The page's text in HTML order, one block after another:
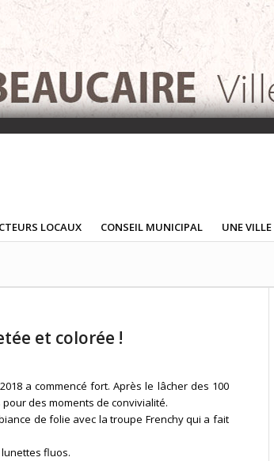
LOCAUX CONSEIL MUNICIPAL UNE
et colorée !
a commencé fort. Après le lâcher des 100
des moments de convivialité.
de folie avec la troupe Frenchy qui a fait
fluos.